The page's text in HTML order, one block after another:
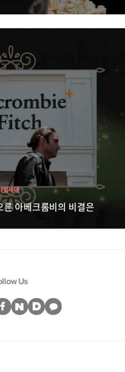
아베크롬비의 비결은
얼세대
Us